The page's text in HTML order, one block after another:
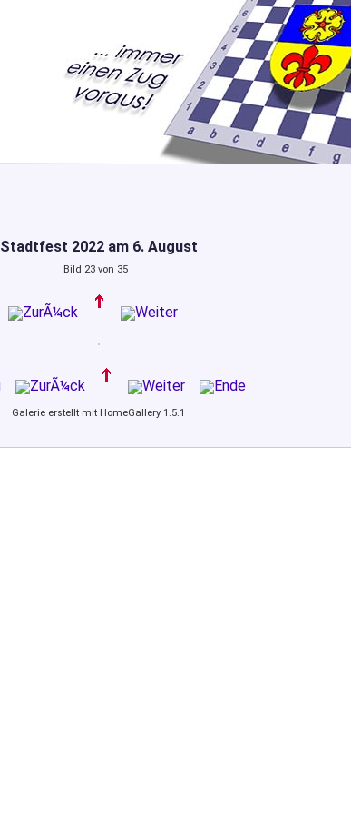
Stadtfest 2022 am 6. August
Bild 23 von 35
Galerie erstellt mit HomeGallery 1.5.1